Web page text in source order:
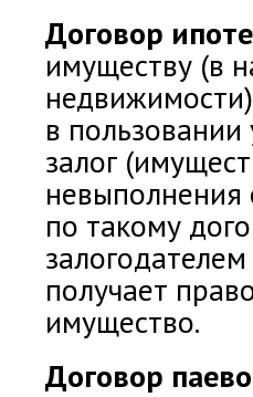
Договор
имуществу (в
в пользовании
залог
невыполнения
по такому
получает
имущество.
Договор